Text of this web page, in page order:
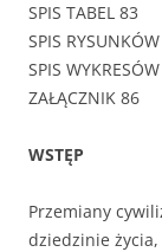
SPIS TABEL 83
SPIS
SPIS
ZAŁĄCZNIK 86
WSTĘP
Przemiany
dziedzinie